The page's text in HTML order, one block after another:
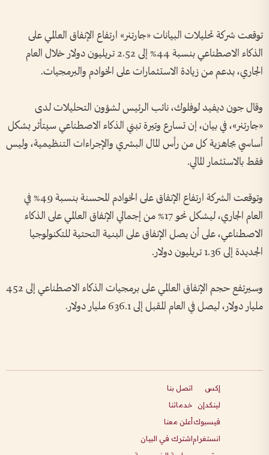
توقعت شركة تحليلات البيانات «جارتنر» ارتفاع الإنفاق العالمي على
الذكاء الاصطناعي بنسبة 44% إلى 2.52 تريليون دولار خلال العام
الجاري، بدعم من زيادة الاستثمارات على الخوادم والبرمجيات.
وقال جون ديفيد لوفلوك، نائب الرئيس لشؤون التحليلات لدى
«جارتنر»، في بيان، إن تسارع وتيرة تبني الذكاء الاصطناعي سيتأثر بشكل
أساسي بجاهزية كل من رأس المال البشري والإجراءات التنظيمية، وليس
فقط بالاستثمار المالي.
وتوقعت الشركة ارتفاع الإنفاق على الخوادم المحسنة بنسبة 49% في
العام الجاري، ليشكل نحو 17% من إجمالي الإنفاق العالمي على الذكاء
الاصطناعي، على أن يصل الإنفاق على البنية التحتية للتكنولوجيا
الجديدة إلى 1.36 تريليون دولار.
وسيرتفع حجم الإنفاق العالمي على برمجيات الذكاء الاصطناعي إلى 452
مليار دولار، ليصل في العام المقبل إلى 636.1 مليار دولار.
إكس
لينكدإن
فيسبوك
انستغرام
اتصل بنا
خدماتنا
أعلن معنا
اشترك في البيان